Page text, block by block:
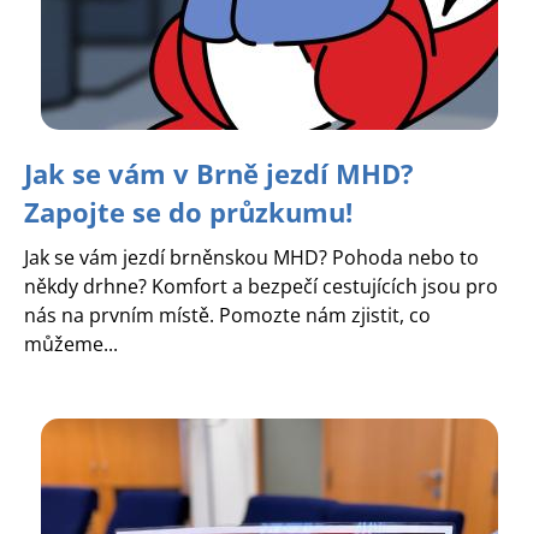
Jak se vám v Brně jezdí MHD?
Zapojte se do průzkumu!
Jak se vám jezdí brněnskou MHD? Pohoda nebo to
někdy drhne? Komfort a bezpečí cestujících jsou pro
nás na prvním místě. Pomozte nám zjistit, co
můžeme...